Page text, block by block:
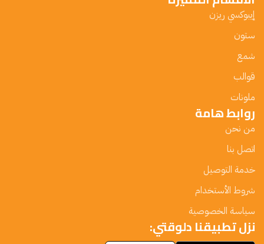
إيبوكسي ريزن
ستون
شمع
قوالب
ملونات
روابط هامة
من نحن
اتصل بنا
خدمة التوصيل
شروط الأستخدام
سياسة الخصوصية
نزل تطبيقنا دلوقتي: